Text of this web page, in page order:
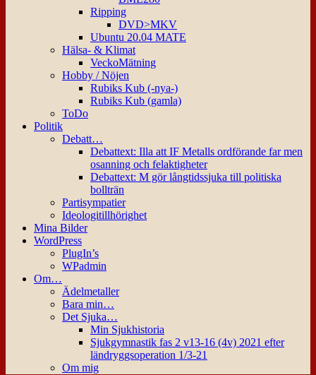
Ripping
DVD>MKV
Ubuntu 20.04 MATE
Hälsa- & Klimat
VeckoMätning
Hobby / Nöjen
Rubiks Kub (-nya-)
Rubiks Kub (gamla)
ToDo
Politik
Debatt…
Debattext: Illa att IF Metalls ordförande far men
osanning och felaktigheter
Debattext: M gör långtidssjuka till politiska
bollträn
Partisympatier
Ideologitillhörighet
Mina Bilder
WordPress
PlugIn’s
WPadmin
Om…
Ädelmetaller
Bara min…
Det Sjuka…
Min Sjukhistoria
Sjukgymnastik fas 2 v13-16 (4v) 2021 efter
ländryggsoperation 1/3-21
Om mig